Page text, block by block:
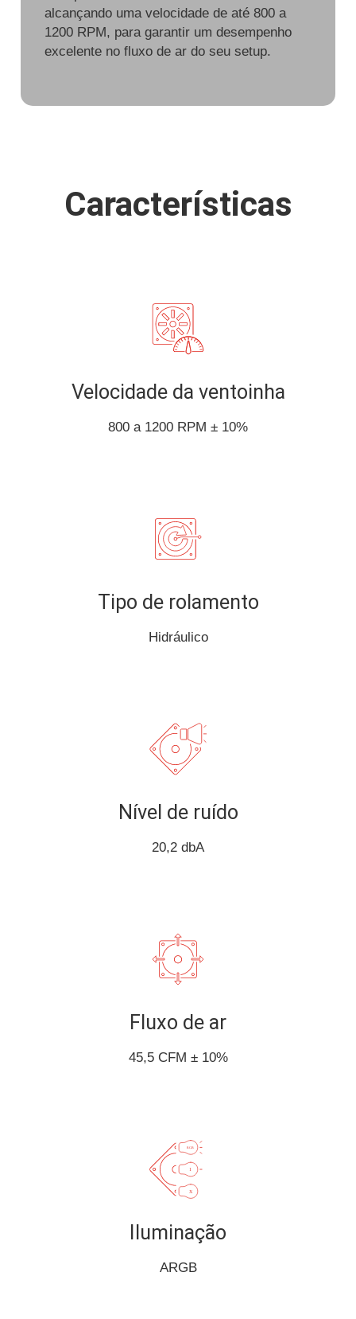
alcançando uma velocidade de até 800 a
1200 RPM, para garantir um desempenho
excelente no fluxo de ar do seu setup.
Características
Velocidade da ventoinha
800 a 1200 RPM ± 10%
Tipo de rolamento
Hidráulico
Nível de ruído
20,2 dbA
Fluxo de ar
45,5 CFM ± 10%
Iluminação
ARGB